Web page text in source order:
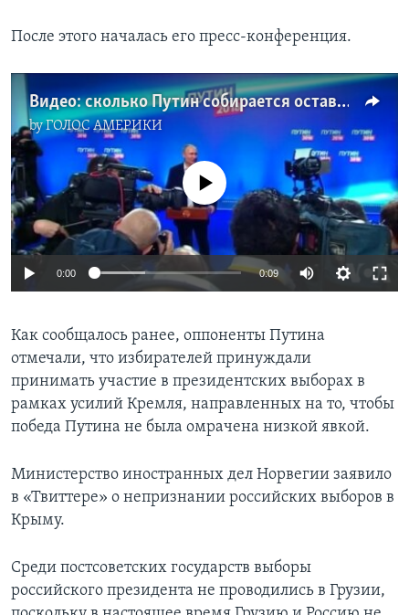
После этого началась его пресс-конференция.
Видео: сколько Путин собирается оставаться у власти?
byГОЛОС АМЕРИКИ
No media source currently available
0:00 0:09
Как сообщалось ранее, оппоненты Путина
отмечали, что избирателей принуждали
принимать участие в президентских выборах в
рамках усилий Кремля, направленных на то, чтобы
победа Путина не была омрачена низкой явкой.
Министерство иностранных дел Норвегии заявило
в «Твиттере» о непризнании российских выборов в
Крыму.
Среди постсоветских государств выборы
российского президента не проводились в Грузии,